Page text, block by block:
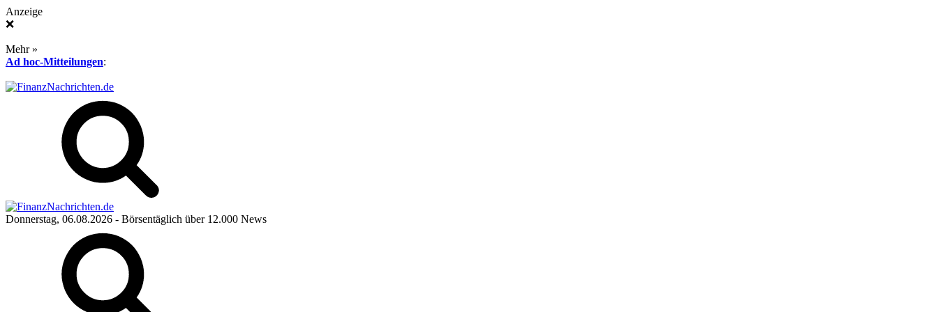
Anzeige
❌
Mehr »
Ad hoc-Mitteilungen:
Donnerstag, 06.08.2026 - Börsentäglich über 12.000 News